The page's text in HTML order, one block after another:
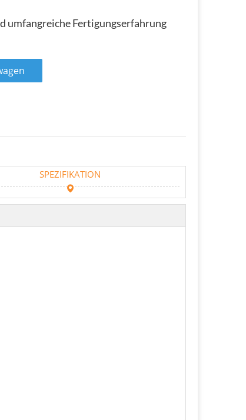
umfangreiche Fertigungserfahrung
SPEZIFIKATION